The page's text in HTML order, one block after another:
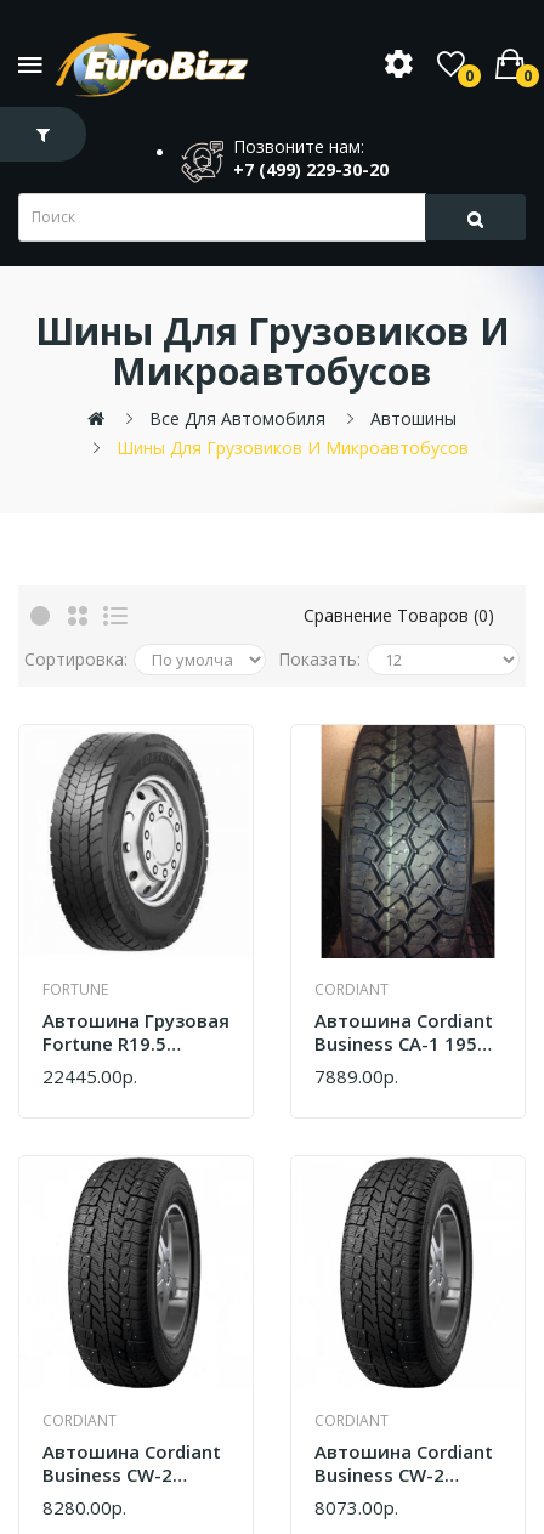
0 0
Позвоните нам:
+7 (499) 229-30-20
Шины Для Грузовиков И
Микроавтобусов
Все Для Автомобиля
Автошины
Шины Для Грузовиков И Микроавтобусов
Сравнение Товаров (0)
Сортировка:
Показать:
FORTUNE
Автошина Грузовая
Fortune R19.5
285/70 FDR606
146/144M Всесез
22445.00р.
CORDIANT
Автошина Cordiant
Business CA-1 195
R14C (всесезон)
7889.00р.
CORDIANT
Автошина Cordiant
Business CW-2
185/75 R16C
104/102Q
8280.00р.
CORDIANT
Автошина Cordiant
Business CW-2
185/80 R14C
102/100Q Шип
8073.00р.